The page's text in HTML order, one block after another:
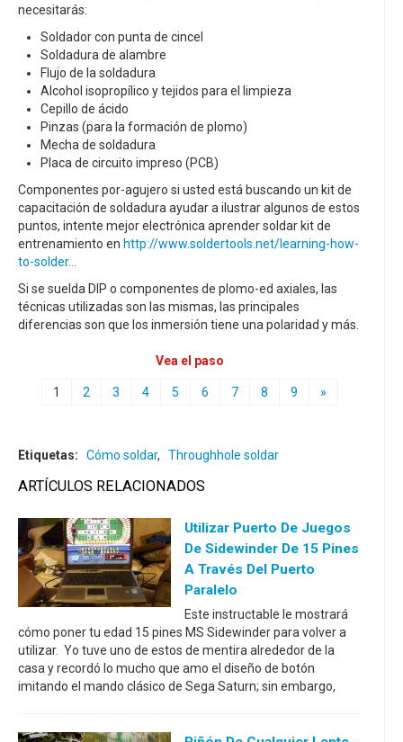
necesitarás:
Soldador con punta de cincel
Soldadura de alambre
Flujo de la soldadura
Alcohol isopropílico y tejidos para el limpieza
Cepillo de ácido
Pinzas (para la formación de plomo)
Mecha de soldadura
Placa de circuito impreso (PCB)
Componentes por-agujero si usted está buscando un kit de
capacitación de soldadura ayudar a ilustrar algunos de estos
puntos, intente mejor electrónica aprender soldar kit de
entrenamiento en http://www.soldertools.net/learning-how-
to-solder...
Si se suelda DIP o componentes de plomo-ed axiales, las
técnicas utilizadas son las mismas, las principales
diferencias son que los inmersión tiene una polaridad y más.
Vea el paso
1 2 3 4 5 6 7 8 9 »
Etiquetas: Cómo soldar, Throughhole soldar
ARTÍCULOS RELACIONADOS
Utilizar Puerto De Juegos
De Sidewinder De 15 Pines
A Través Del Puerto
Paralelo
Este instructable le mostrará
cómo poner tu edad 15 pines MS Sidewinder para volver a
utilizar. Yo tuve uno de estos de mentira alrededor de la
casa y recordó lo mucho que amo el diseño de botón
imitando el mando clásico de Sega Saturn; sin embargo,